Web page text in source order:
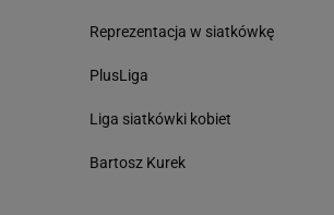
Reprezentacja w siatkówkę
PlusLiga
Liga siatkówki kobiet
Bartosz Kurek